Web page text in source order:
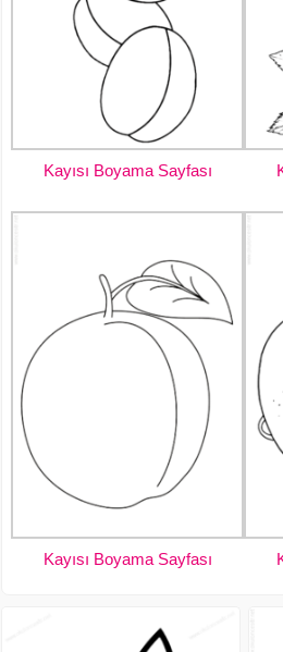
Kayısı Boyama Sayfası
Kayısı Boyama Sayfası